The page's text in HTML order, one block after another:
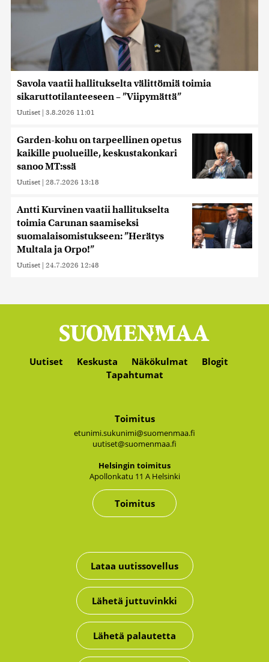
Savola vaatii hallitukselta välittömiä toimia
sikaruttotilanteeseen – ”Viipymättä”
Uutiset | 3.8.2026 11:01
Garden-kohu on tarpeellinen opetus
kaikille puolueille, keskustakonkari
sanoo MT:ssä
Uutiset | 28.7.2026 13:18
Antti Kurvinen vaatii hallitukselta
toimia Carunan saamiseksi
suomalaisomistukseen: ”Herätys
Multala ja Orpo!”
Uutiset | 24.7.2026 12:48
Uutiset Keskusta Näkökulmat
Blogit
Tapahtumat
Toimitus
etunimi.sukunimi@suomenmaa.fi
uutiset@suomenmaa.fi
Hel­sin­gin toi­mi­tus
Apol­lon­ka­tu 11 A Hel­sin­ki
Toimitus
Lataa uutissovellus
Lähetä juttuvinkki
Lähetä palautetta